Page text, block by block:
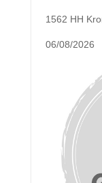
1562 HH
06/08/2026